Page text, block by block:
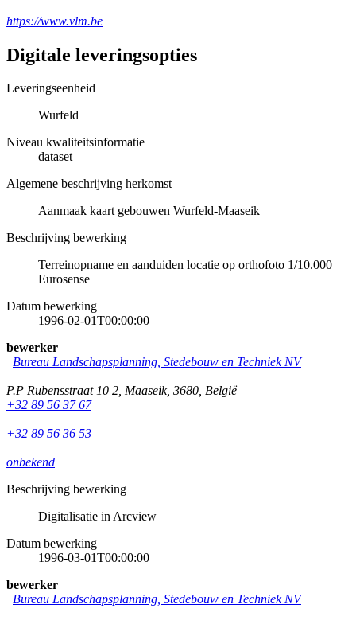
https://www.vlm.be
Digitale leveringsopties
Leveringseenheid
Wurfeld
Niveau kwaliteitsinformatie
dataset
Algemene beschrijving herkomst
Aanmaak kaart gebouwen Wurfeld-Maaseik
Beschrijving bewerking
Terreinopname en aanduiden locatie op orthofoto 1/10.000
Eurosense
Datum bewerking
1996-02-01T00:00:00
bewerker
Bureau Landschapsplanning, Stedebouw en Techniek NV
P.P Rubensstraat 10 2, Maaseik, 3680, België
+32 89 56 37 67
+32 89 56 36 53
onbekend
Beschrijving bewerking
Digitalisatie in Arcview
Datum bewerking
1996-03-01T00:00:00
bewerker
Bureau Landschapsplanning, Stedebouw en Techniek NV